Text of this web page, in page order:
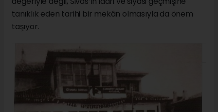
tanıklık eden tarihi bir mekân olmasıyla da önem
taşıyor.